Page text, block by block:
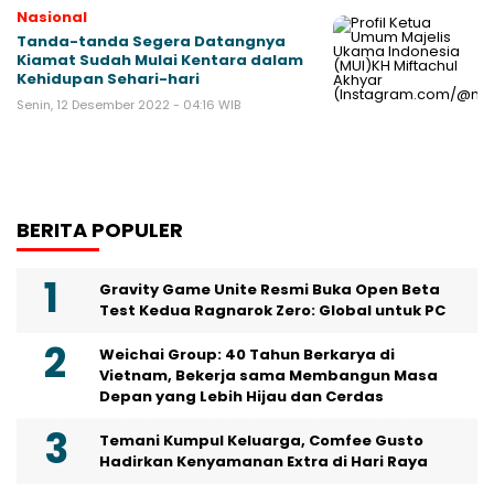
Nasional
Tanda-tanda Segera Datangnya
Kiamat Sudah Mulai Kentara dalam
Kehidupan Sehari-hari
Senin, 12 Desember 2022 - 04:16 WIB
BERITA POPULER
Gravity Game Unite Resmi Buka Open Beta
Test Kedua Ragnarok Zero: Global untuk PC
Weichai Group: 40 Tahun Berkarya di
Vietnam, Bekerja sama Membangun Masa
Depan yang Lebih Hijau dan Cerdas
Temani Kumpul Keluarga, Comfee Gusto
Hadirkan Kenyamanan Extra di Hari Raya